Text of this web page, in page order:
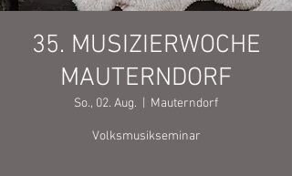
35. MUSIZIERWOCHE
MAUTERNDORF
So., 02. Aug. Mauterndorf
Volksmusikseminar